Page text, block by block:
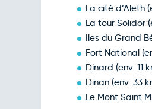
La cité d’Aleth
La tour Solidor
Iles du Grand
Fort National
Dinard (env. 11
Dinan (env. 33
Le Mont Saint